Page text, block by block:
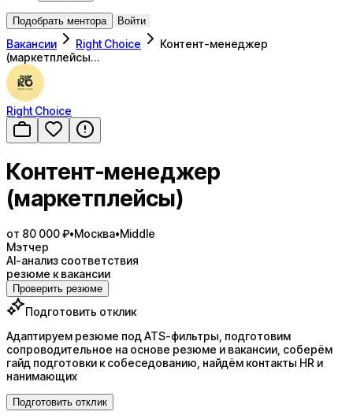
Подобрать ментора Войти
Вакансии Right Choice
Контент-менеджер
(маркетплейсы…
Right Choice
Контент-менеджер
(маркетплейсы)
от 80 000 ₽•Москва•Middle
Мэтчер
AI-анализ соответствия
резюме к вакансии
Проверить резюме
Подготовить отклик
Адаптируем резюме под ATS-фильтры, подготовим
сопроводительное на основе резюме и вакансии, соберём
гайд подготовки к собеседованию, найдём контакты HR и
нанимающих
Подготовить отклик